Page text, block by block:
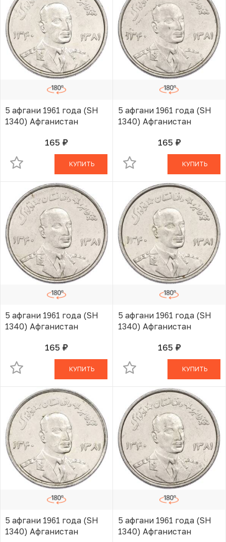
5 афгани 1961 года (SH
1340) Афганистан
165 руб.В КОРЗИНЕ
КУПИТЬ
5 афгани 1961 года (SH
1340) Афганистан
165 руб.В КОРЗИНЕ
КУПИТЬ
5 афгани 1961 года (SH
1340) Афганистан
165 руб.В КОРЗИНЕ
КУПИТЬ
5 афгани 1961 года (SH
1340) Афганистан
165 руб.В КОРЗИНЕ
КУПИТЬ
5 афгани 1961 года (SH
1340) Афганистан
5 афгани 1961 года (SH
1340) Афганистан